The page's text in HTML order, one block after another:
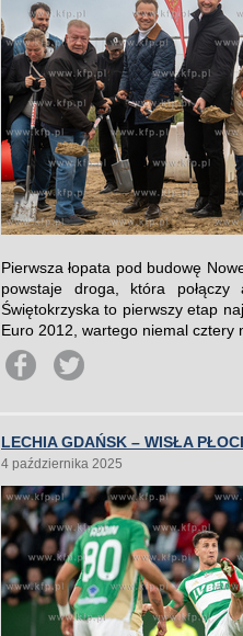
Pierwsza łopata pod budowę
powstaje droga, która
Świętokrzyska to pierwszy etap
Euro 2012, wartego niemal cztery
LECHIA GDAŃSK – WISŁA
4 października 2025